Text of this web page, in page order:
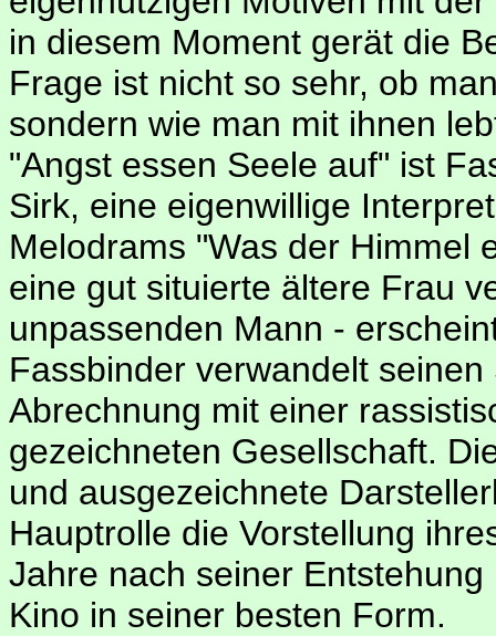
in diesem Moment gerät die
Frage ist nicht so sehr, ob
sondern wie man mit ihnen
"Angst essen Seele auf" ist
Sirk, eine eigenwillige
Melodrams "Was der Himmel
eine gut situierte ältere Frau
unpassenden Mann -
Fassbinder verwandelt
Abrechnung mit einer
gezeichneten Gesellschaft.
und ausgezeichnete
Hauptrolle die Vorstellung
Jahre nach seiner
Kino in seiner besten Form.